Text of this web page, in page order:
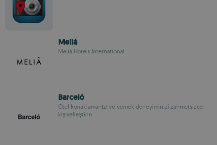
Meliá
Meliá Hotels International
Barceló
Otel konaklamanızı ve yemek deneyiminizi zahmetsizce
kişiselleştirin